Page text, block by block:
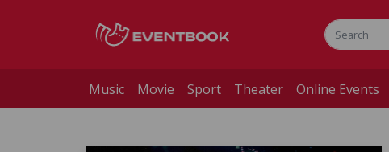
Music Movie Sport Theater Online Events